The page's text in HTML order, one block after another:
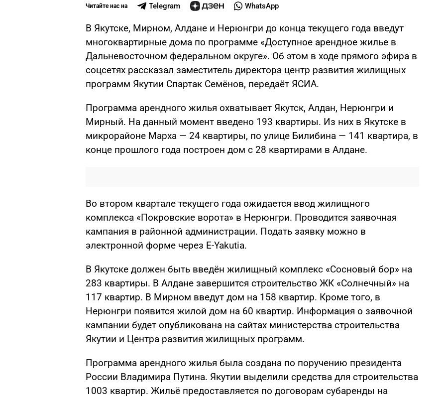
Читайте нас на Telegram WhatsApp
В Якутске, Мирном, Алдане и Нерюнгри до конца текущего года введут
многоквартирные дома по программе «Доступное арендное жилье в
Дальневосточном федеральном округе». Об этом в ходе прямого эфира в
соцсетях рассказал заместитель директора центр развития жилищных
программ Якутии Спартак Семёнов, передаёт ЯСИА.
Программа арендного жилья охватывает Якутск, Алдан, Нерюнгри и
Мирный. На данный момент введено 193 квартиры. Из них в Якутске в
микрорайоне Марха — 24 квартиры, по улице Билибина — 141 квартира, в
конце прошлого года построен дом с 28 квартирами в Алдане.
Во втором квартале текущего года ожидается ввод жилищного
комплекса «Покровские ворота» в Нерюнгри. Проводится заявочная
кампания в районной администрации. Подать заявку можно в
электронной форме через E-Yakutia.
В Якутске должен быть введён жилищный комплекс «Сосновый бор» на
283 квартиры. В Алдане завершится строительство ЖК «Солнечный» на
117 квартир. В Мирном введут дом на 158 квартир. Кроме того, в
Нерюнгри появится жилой дом на 60 квартир. Информация о заявочной
кампании будет опубликована на сайтах министерства строительства
Якутии и Центра развития жилищных программ.
Программа арендного жилья была создана по поручению президента
России Владимира Путина. Якутии выделили средства для строительства
1003 квартир. Жильё предоставляется по договорам субаренды на